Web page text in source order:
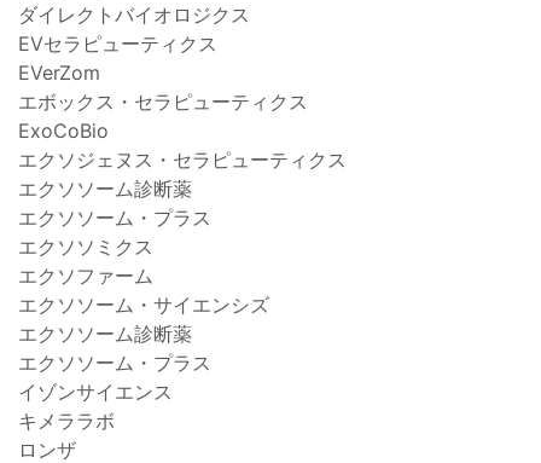
ダイレクトバイオロジクス
EVセラピューティクス
EVerZom
エボックス・セラピューティクス
ExoCoBio
エクソジェヌス・セラピューティクス
エクソソーム診断薬
エクソソーム・プラス
エクソソミクス
エクソファーム
エクソソーム・サイエンシズ
エクソソーム診断薬
エクソソーム・プラス
イゾンサイエンス
キメララボ
ロンザ